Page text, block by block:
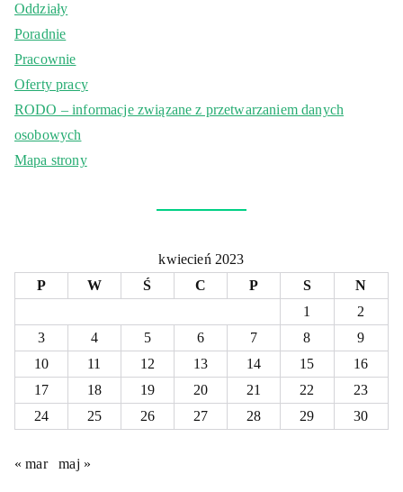
Oddziały
Poradnie
Pracownie
Oferty pracy
RODO – informacje związane z przetwarzaniem danych
osobowych
Mapa strony
kwiecień 2023
P
W Ś C P S
N
1
2
3
4 5 6 7 8
9
10
11 12 13 14 15
16
17
18 19 20 21 22
23
24
25 26 27 28 29 30
« mar maj »